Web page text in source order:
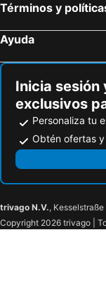
Términos y
Ayuda
Inicia
exclusivos
Personaliza tu
Obtén ofertas
trivago N.V.,
Copyright 2026 trivago |